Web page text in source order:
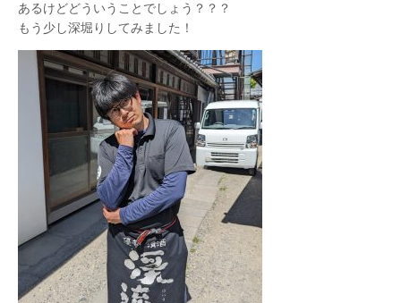
あるけどどういうことでしょう？？？
もう少し深堀りしてみました！